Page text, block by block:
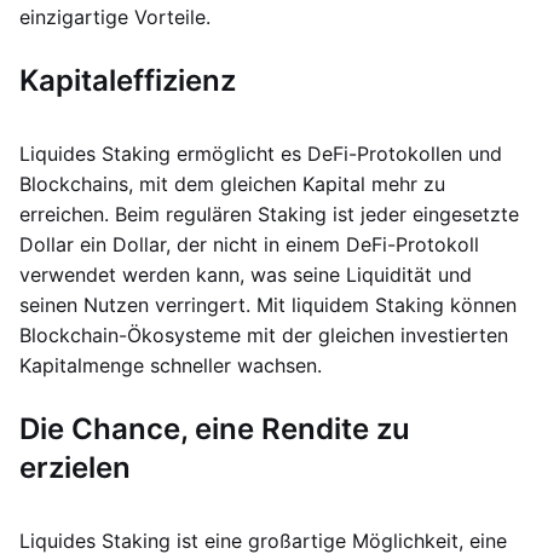
einzigartige Vorteile.
Kapitaleffizienz
Liquides Staking ermöglicht es DeFi-Protokollen und
Blockchains, mit dem gleichen Kapital mehr zu
erreichen. Beim regulären Staking ist jeder eingesetzte
Dollar ein Dollar, der nicht in einem DeFi-Protokoll
verwendet werden kann, was seine Liquidität und
seinen Nutzen verringert. Mit liquidem Staking können
Blockchain-Ökosysteme mit der gleichen investierten
Kapitalmenge schneller wachsen.
Die Chance, eine Rendite zu
erzielen
Liquides Staking ist eine großartige Möglichkeit, eine